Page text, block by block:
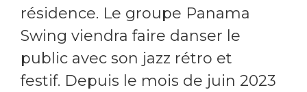
résidence. Le groupe Panama
Swing viendra faire danser le
public avec son jazz rétro et
festif. Depuis le mois de juin 2023